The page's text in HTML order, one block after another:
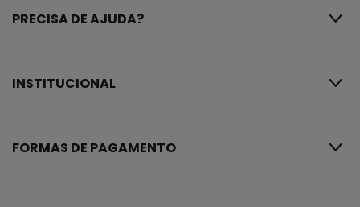
PRECISA DE AJUDA?
INSTITUCIONAL
FORMAS DE PAGAMENTO